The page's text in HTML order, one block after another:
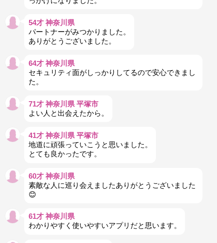
54才 神奈川県
パートナーがみつかりました。
ありがとうございました。
64才 神奈川県
セキュリティ面がしっかりしてるので安心できまし
た。
71才 神奈川県 平塚市
よい人と出会えたから。
41才 神奈川県 平塚市
地道に頑張っていこうと思いました。
とても良かったです。
60才 神奈川県
素敵な人に巡り会えましたありがとうございました
😊
61才 神奈川県
わかりやすく使いやすいアプリだと思います。